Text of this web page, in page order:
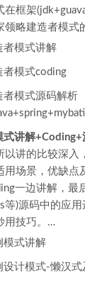
在框架
领略建造者模式
者模式讲解
者模式coding
者模式源码解析
式讲解+Coding+
以讲的比较深入
用场景，优缺点
一边讲解，最
等)源码中的应
用技巧。…
模式讲解
计模式-懒汉式